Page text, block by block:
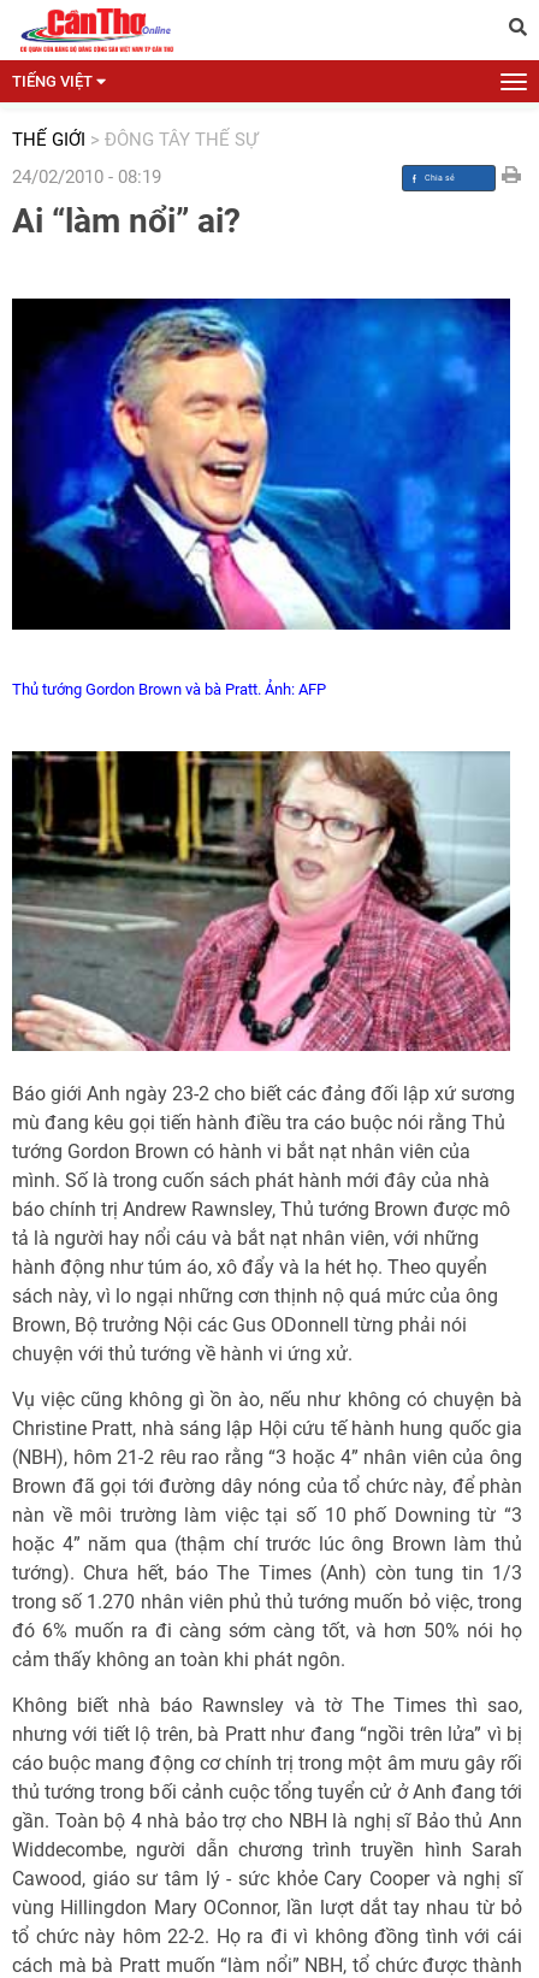
TIẾNG VIỆT
THẾ GIỚI > ĐÔNG TÂY THẾ SỰ
24/02/2010 - 08:19
Ai “làm nổi” ai?
Thủ tướng Gordon Brown và bà Pratt. Ảnh: AFP
Báo giới Anh ngày 23-2 cho biết các đảng đối lập xứ sương
mù đang kêu gọi tiến hành điều tra cáo buộc nói rằng Thủ
tướng Gordon Brown có hành vi bắt nạt nhân viên của
mình. Số là trong cuốn sách phát hành mới đây của nhà
báo chính trị Andrew Rawnsley, Thủ tướng Brown được mô
tả là người hay nổi cáu và bắt nạt nhân viên, với những
hành động như túm áo, xô đẩy và la hét họ. Theo quyển
sách này, vì lo ngại những cơn thịnh nộ quá mức của ông
Brown, Bộ trưởng Nội các Gus ODonnell từng phải nói
chuyện với thủ tướng về hành vi ứng xử.
Vụ việc cũng không gì ồn ào, nếu như không có chuyện bà
Christine Pratt, nhà sáng lập Hội cứu tế hành hung quốc gia
(NBH), hôm 21-2 rêu rao rằng “3 hoặc 4” nhân viên của ông
Brown đã gọi tới đường dây nóng của tổ chức này, để phàn
nàn về môi trường làm việc tại số 10 phố Downing từ “3
hoặc 4” năm qua (thậm chí trước lúc ông Brown làm thủ
tướng). Chưa hết, báo The Times (Anh) còn tung tin 1/3
trong số 1.270 nhân viên phủ thủ tướng muốn bỏ việc, trong
đó 6% muốn ra đi càng sớm càng tốt, và hơn 50% nói họ
cảm thấy không an toàn khi phát ngôn.
Không biết nhà báo Rawnsley và tờ The Times thì sao,
nhưng với tiết lộ trên, bà Pratt như đang “ngồi trên lửa” vì bị
cáo buộc mang động cơ chính trị trong một âm mưu gây rối
thủ tướng trong bối cảnh cuộc tổng tuyển cử ở Anh đang tới
gần. Toàn bộ 4 nhà bảo trợ cho NBH là nghị sĩ Bảo thủ Ann
Widdecombe, người dẫn chương trình truyền hình Sarah
Cawood, giáo sư tâm lý - sức khỏe Cary Cooper và nghị sĩ
vùng Hillingdon Mary OConnor, lần lượt dắt tay nhau từ bỏ
tổ chức này hôm 22-2. Họ ra đi vì không đồng tình với cái
cách mà bà Pratt muốn “làm nổi” NBH, tổ chức được thành